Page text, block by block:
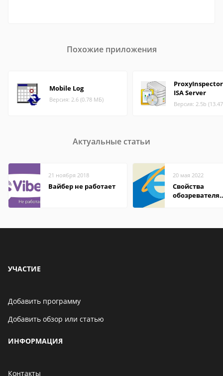
Похожие приложения
Mobile Log
Версия: 2.6 (0.78 МБ)
ISA Server
Версия: 2.5b
Актуальные статьи
21 ноября 2018
Вайбер не работает
20 мая 2022
Свойства
обозревателя
УЧАСТИЕ
Добавить программу
Добавить обзор или статью
ИНФОРМАЦИЯ
Контакты